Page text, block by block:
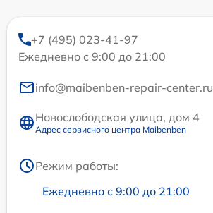
+7 (495) 023-41-97
Ежедневно с 9:00 до 21:00
info@maibenben-repair-center.ru
Новослободская улица, дом 4
Адрес сервисного центра Maibenben
Режим работы:
Ежедневно с 9:00 до 21:00